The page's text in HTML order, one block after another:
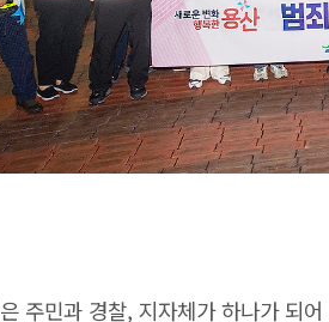
주민과 경찰, 지자체가 하나가 되어